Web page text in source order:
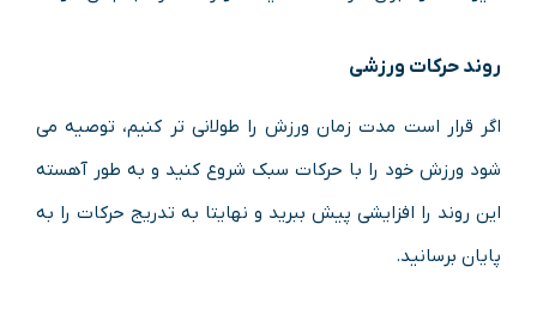
روند حرکات ورزشی
اگر قرار است مدت زمان ورزش را طولانی تر کنیم، توصیه می
شود ورزش خود را با حرکات سبک شروع کنید و به طور آهسته
این روند را افزایشی پیش ببرید و نهایتا به تدریج حرکات را به
پایان برسانید.